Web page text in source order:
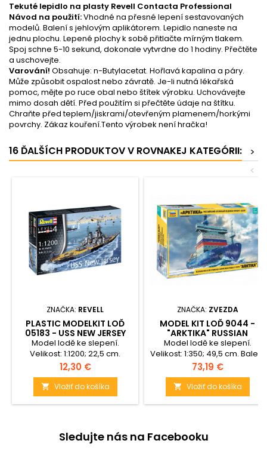
Tekuté lepidlo na plasty Revell Contacta Professional
Návod na použití:Vhodné na přesné lepení sestavovaných
modelů. Balení s jehlovým aplikátorem. Lepidlo naneste na
jednu plochu. Lepené plochy k sobě přitlačte mírným tlakem.
Spoj schne 5-10 sekund, dokonale vytvrdne do 1 hodiny. Přečtěte
a uschovejte.
Varování! Obsahuje: n-Butylacetat. Hořlavá kapalina a páry.
Může způsobit ospalost nebo závratě. Je-li nutná lékařská
pomoc, mějte po ruce obal nebo štítek výrobku. Uchovávejte
mimo dosah dětí. Před použitím si přečtěte údaje na štítku.
Chraňte před teplem/jiskrami/otevřeným plamenem/horkými
povrchy. Zákaz kouření.Tento výrobek není hračka!
16 ĎALŠÍCH PRODUKTOV V ROVNAKEJ KATEGÓRII:
>
<
ZNAČKA: REVELL
PLASTIC MODELKIT LOĎ
05183 - USS NEW JERSEY
(1:1200)
Model lodě ke slepení.
Velikost: 1:1200; 22,5 cm.
Balení obsahuje: 45 dílků ke
slepení.
Cena
12,30 €
 Vložiť do košíka
ZNAČKA: ZVEZDA
MODEL KIT LOĎ 9044 -
"ARKTIKA" RUSSIAN
NUCLEAR ICEBREAKER
(1:350)
Model lodě ke slepení.
Velikost: 1:350; 49,5 cm. Balení
obsahuje: 525 dílků ke
složení.
Cena
73,19 €
 Vložiť do košíka
Sledujte nás na Facebooku